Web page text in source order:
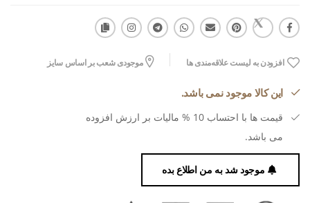
افزودن به لیست علاقه‌مندی ها موجودی شعب بر اساس سایز
این کالا موجود نمی باشد.
قیمت ها با احتساب 10 % مالیات بر ارزش افزوده
می باشد.
موجود شد به من اطلاع بده